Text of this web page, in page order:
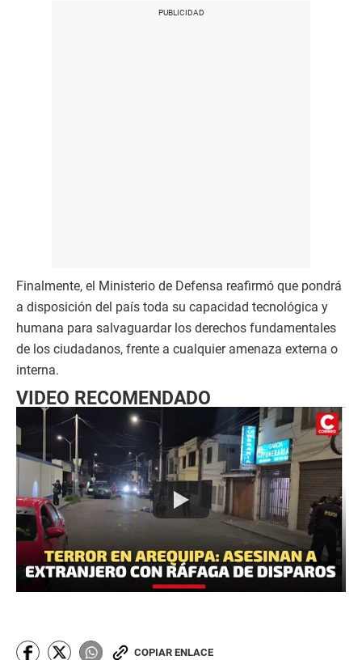
Finalmente, el Ministerio de Defensa reafirmó que pondrá
a disposición del país toda su capacidad tecnológica y
humana para salvaguardar los derechos fundamentales
de los ciudadanos, frente a cualquier amenaza externa o
interna.
VIDEO RECOMENDADO
COPIAR ENLACE